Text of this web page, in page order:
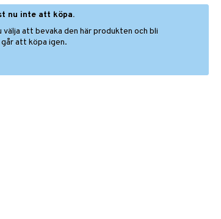
nu inte att köpa.
välja att bevaka den här produkten och bli
att köpa igen.